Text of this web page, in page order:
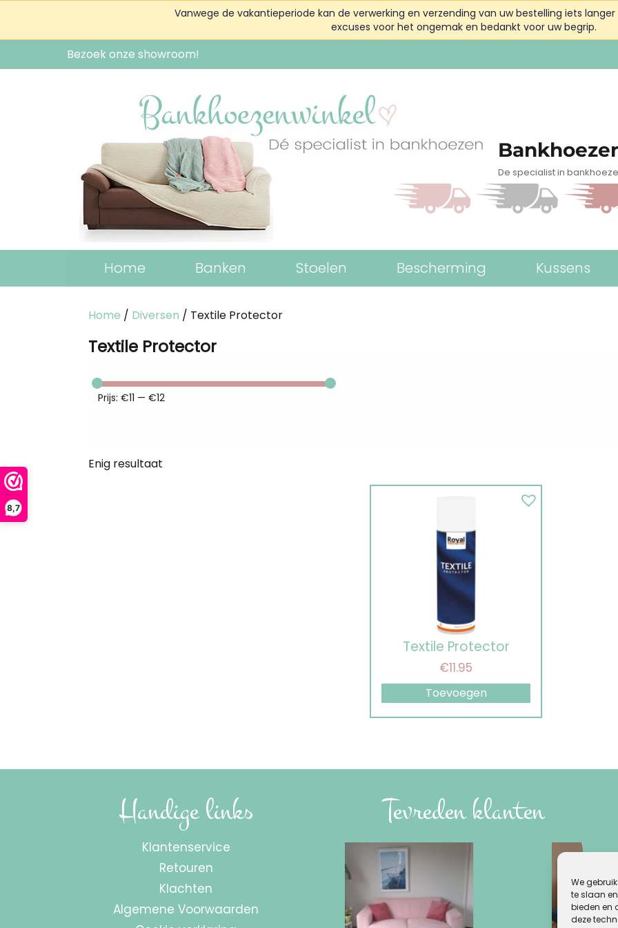
8,7
We
te slaan
bieden en
deze
Vanwege de vakantieperiode kan de verwerking en verzending van uw bestelling iets
excuses voor het ongemak en bedankt voor uw begrip.
Bezoek onze showroom!
De specialist in
Home Banken Stoelen Bescherming Kussens
Home / Diversen / Textile Protector
Textile Protector
Prijs:€11 —€12
Enig resultaat
Textile Protector
€11.95
Toevoegen
Handige links
Klantenservice
Retouren
Klachten
Algemene Voorwaarden
Tevreden klanten